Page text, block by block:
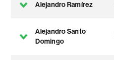
Alejandro Ramírez
Alejandro Santo
Domingo